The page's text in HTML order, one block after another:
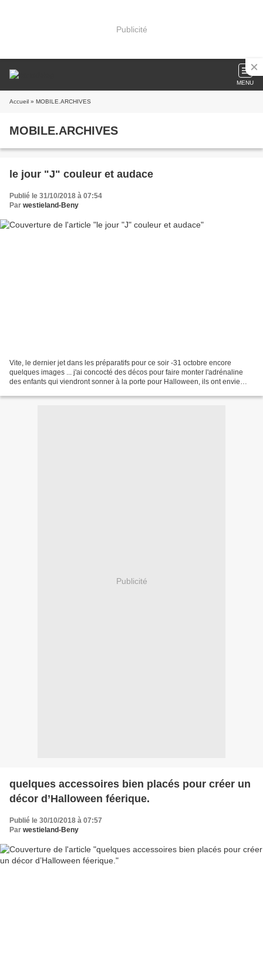
Publicité
MENU
Accueil » MOBILE.ARCHIVES
MOBILE.ARCHIVES
le jour "J" couleur et audace
Publié le 31/10/2018 à 07:54
Par westieland-Beny
Vite, le dernier jet dans les préparatifs pour ce soir -31 octobre encore
quelques images ... j'ai concocté des décos pour faire monter l'adrénaline
des enfants qui viendront sonner à la porte pour Halloween, ils ont envie
Publicité
quelques accessoires bien placés pour créer un
décor d’Halloween féerique.
Publié le 30/10/2018 à 07:57
Par westieland-Beny